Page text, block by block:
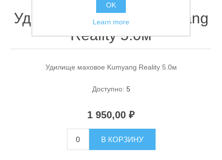
Спасательные средства
Удилище маховое Kumyang
Reality 5.0м
Удилище маховое Kumyang Reality 5.0м
Доступно: 5
1 950,00 ₽
В КОРЗИНУ
OK
Learn more